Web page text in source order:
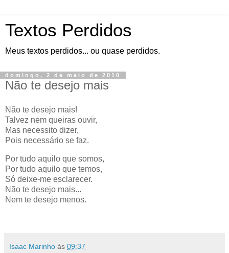
Textos Perdidos
Meus textos perdidos... ou quase perdidos.
domingo, 2 de maio de 2010
Não te desejo mais
Não te desejo mais!
Talvez nem queiras ouvir,
Mas necessito dizer,
Pois necessário se faz.
Por tudo aquilo que somos,
Por tudo aquilo que temos,
Só deixe-me esclarecer.
Não te desejo mais...
Nem te desejo menos.
Isaac Marinho às 09:37